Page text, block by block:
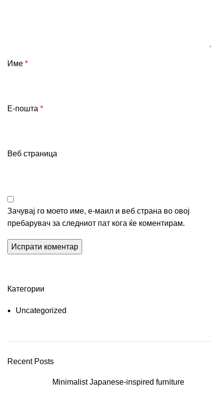
Име *
Е-пошта *
Веб страница
Зачувај го моето име, е-маил и веб страна во овој
пребарувач за следниот пат кога ќе коментирам.
Категории
Uncategorized
Recent Posts
Minimalist Japanese-inspired furniture